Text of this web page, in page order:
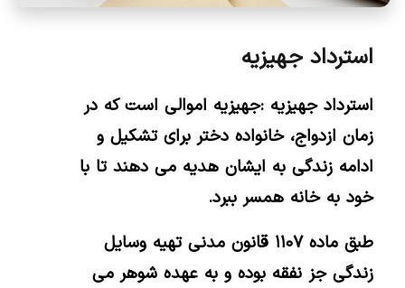
استرداد جهیزیه
استرداد جهیزیه :جهیزیه اموالی است که در
زمان ازدواج، خانواده دختر برای تشکیل و
ادامه زندگی به ایشانهدیه می دهند تا با
خود به خانه همسر ببرد.
طبق ماده ۱۱۰۷ قانون مدنی تهیه وسایل
زندگی جز نفقه بوده و به عهده شوهر می